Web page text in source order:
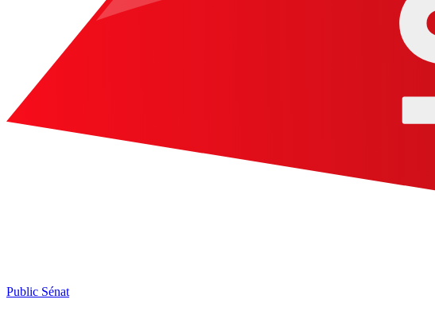
Public Sénat